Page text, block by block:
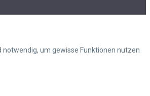
notwendig, um gewisse Funktionen nutzen